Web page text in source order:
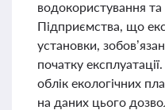
водокористування
Підприємства, що
установки,
початку
облік екологічних
на даних цього